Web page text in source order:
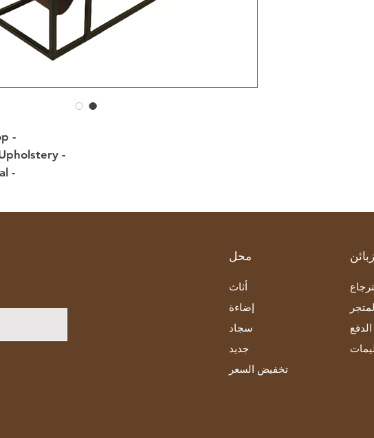
- Marble Table Top
- Vegan Leather Upholstery
- Made with Metal
محل
أثاث
إضاءة
سجاد
جديد
تخفيض السعر